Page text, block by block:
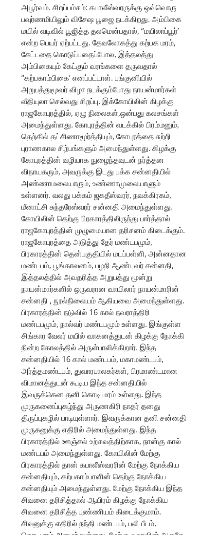
அபூர்வம். சிறப்பம்சம்: கபாலீஸ்வரருக்கு ஒவ்வொரு
பவுர்ணமியிலும் விசேஷ பூஜை நடக்கிறது. அம்பிகை
மயில் வடிவில் பூஜித்த தலமென்பதால், “மயிலாப்பூர்’
என்ற பெயர் ஏற்பட்டது. தேவலோகத்து கற்பக மரம்,
கேட்டதை கொடுப்பதைப்போல, இத்தலத்து
அம்பிகையும் கேட்கும் வரங்களை தருவதால்
“கற்பகாம்பிகை’ எனப்பட்டாள். பங்குனியில்
அறுபத்துமூவர் விழா நடக்கும்போது நாயன்மார்கள்
வீதியுலா செல்வது சிறப்பு. இக்கோயிலின் கிழக்கு
ராஜகோபுரத்தில், ஏழு நிலைகள்,ஒன்பது கலசங்கள்
அமைந்துள்ளது. கோபுரத்தின் வடக்கில் பிரம்மனும்,
தெற்கில் தட்சிணாமூர்த்தியும், கோபுரத்தை சுற்றி
புராணகால சிற்பங்களும் அமைந்துள்ளது. கிழக்கு
கோபுரத்தின் வழியாக நுழைந்தவுடன் நர்த்தன
விநாயகரும், அவருக்கு இடது பக்க சன்னதியில்
அண்ணாமலையாரும், உண்ணாமுலையாளும்
உள்ளனர். வலது பக்கம் ஜகதீஸ்வரர், நவக்கிரகம்,
மீனாட்சி சுந்தரேஸ்வரர் சன்னதி அமைந்துள்ளது.
கோயிலின் தெற்கு பிரகாரத்திலிருந்து பார்த்தால்
ராஜகோபுரத்தின் முழுமையான தரிசனம் கிடைக்கும்.
ராஜகோபுரத்தை அடுத்து தேர் மண்டபமும்,
பிரகாரத்தின் தென்பகுதியில் மடப்பள்ளி, அன்னதான
மண்டபம், பூங்காவனம், பழநி ஆண்டவர் சன்னதி,
இத்தலத்தில் அவதரித்த அறுபத்து மூன்று
நாயன்மார்களில் ஒருவரான வாயிலார் நாயன்மாரின்
சன்னதி , நூல்நிலையம் ஆகியவை அமைந்துள்ளது.
பிரகாரத்தின் நடுவில் 16 கால் நவராத்திரி
மண்டபமும், நால்வர் மண்டபமும் உள்ளது. இங்குள்ள
சிங்கார வேலர் மயில் வாகனத்துடன் கிழக்கு நோக்கி
நின்ற கோலத்தில் அருள்பாலிக்கிறார். இந்த
சன்னதியில் 16 கால் மண்டபம், மகாமண்டபம்,
அர்த்தமண்டபம், துவாரபாலகர்கள், பிரமாண்டமான
விமானத்துடன் கூடிய இந்த சன்னதியில்
இவருக்கென தனி கொடி மரம் உள்ளது. இந்த
முருகனைப்புகழ்ந்து அருணகிரி நாதர் தனது
திருப்புகழில் பாடியுள்ளார். இவருக்கான தனி சன்னதி
முருகனுக்கு எதிரில் அமைந்துள்ளது. இந்த
பிரகாரத்தில் ஊஞ்சல் உற்சவத்திற்காக, நான்கு கால்
மண்டபம் அமைந்துள்ளது. கோயிலின் மேற்கு
பிரகாரத்தில் தான் கபாலீஸ்வரரின் மேற்கு நோக்கிய
சன்னதியும், கற்பகாம்பாளின் தெற்கு நோக்கிய
சன்னதியும் அமைந்துள்ளது. மேற்கு நோக்கிய இந்த
சிவனை தரிசித்தால் ஆயிரம் கிழக்கு நோக்கிய
சிவனை தரிசித்த புண்ணியம் கிடைக்குமாம்.
சிவனுக்கு எதிரில் நந்தி மண்டபம், பலி பீடம்,